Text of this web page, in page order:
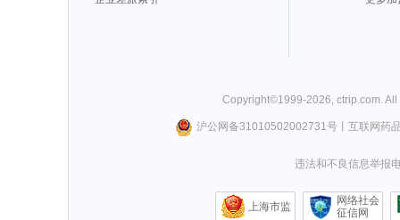
Copyright©1999-2026, ctrip.com.
沪公网备31010502002731号丨 互联网药
违法和不良信息举报
上海市监
网络社会
征信网